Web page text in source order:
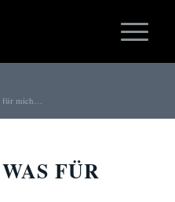
für mich…
FÜR